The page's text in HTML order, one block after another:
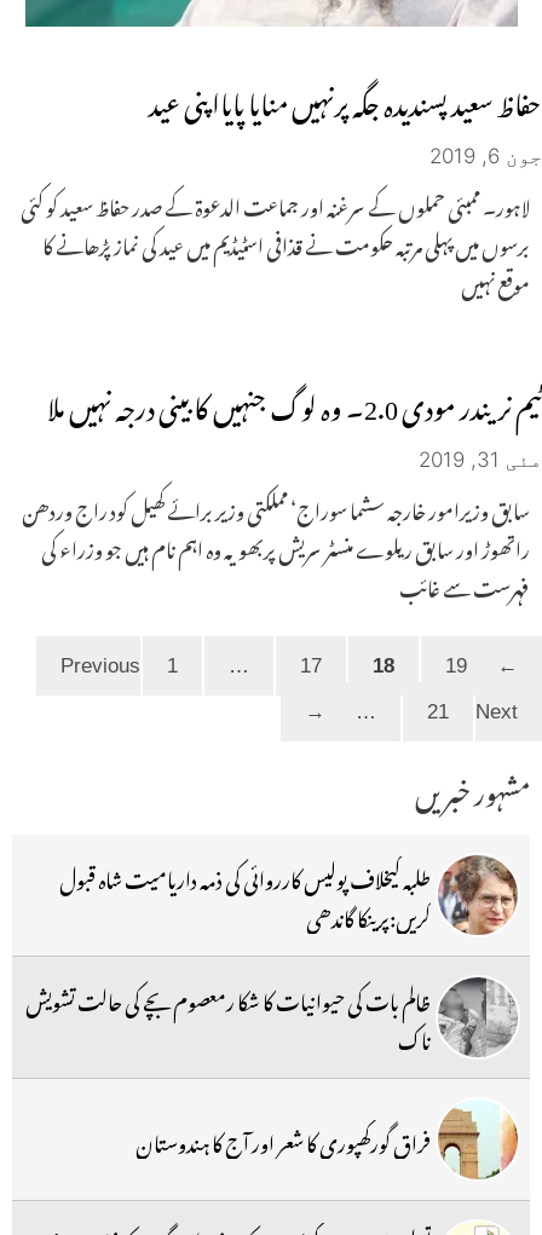
حفاظ سعید پسندیدہ جگہ پرنہیں منایا پایااپنی عید
جون 6, 2019
لاہور۔ ممبئی حملوں کے سرغنہ اور جماعت الدعوۃ کے صدر حفاظ سعید کو کئی
برسوں میں پہلی مرتبہ حکومت نے قذافی اسٹیڈیم میں عید کی نماز پڑھانے کا
موقع نہیں
ٹیم نریندر مودی 2.0۔ وہ لوگ جنہیں کابینی درجہ نہیں ملا
مئی 31, 2019
سابق وزیرامور خارجہ سشما سوراج‘ مملکتی وزیر برائے کھیل کود راج وردھن
راتھوڑ اور سابق ریلوے منسٹر سریش پربھو یہ وہ اہم نام ہیں جو وزراء کی
فہرست سے غائب
←
Page 1 … 17 18
19
…
21 Next
→
مشہور خبریں
طلبہ کیخلاف پولیس کارروائی کی ذمہ داریامیت شاہ قبول
کریں:پرینکا گاندھی
ظالم بات کی حیوانیات کا شکا رمعصوم بچے کی حالت تشویش
ناک
فراق گورکھپوری کا شعر اور آج کا ہندوستان